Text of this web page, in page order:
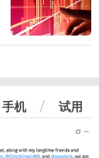
手机 试用